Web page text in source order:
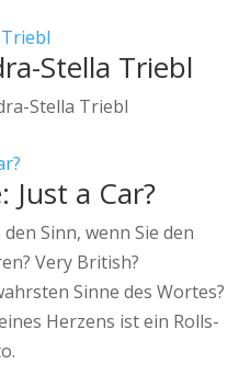
Stella Triebl
Stella Triebl
Just a Car?
Sinn, wenn Sie den
Very British?
Sinne des Wortes?
Herzens ist ein Rolls-